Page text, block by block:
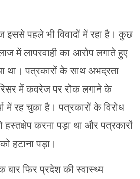
इससे पहले भी विवादों में रहा है। कुछ
में लापरवाही का आरोप लगाते हुए
था। पत्रकारों के साथ अभद्रता
में कवरेज पर रोक लगाने के
में रह चुका है। पत्रकारों के विरोध
हस्तक्षेप करना पड़ा था और पत्रकारों
हटाना पड़ा।
फिर प्रदेश की स्वास्थ्य